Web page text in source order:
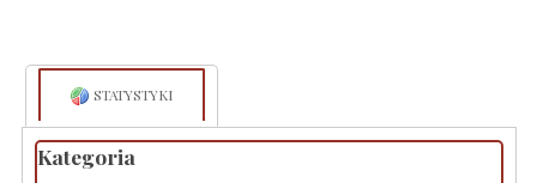
STATYSTYKI
Kategoria